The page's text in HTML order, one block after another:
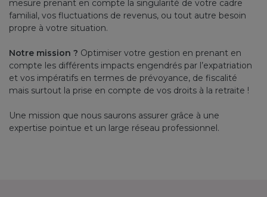
mesure prenant en compte la singularité de votre cadre
familial, vos fluctuations de revenus, ou tout autre besoin
propre à votre situation.
Notre mission ? Optimiser votre gestion en prenant en
compte les différents impacts engendrés par l’expatriation
et vos impératifs en termes de prévoyance, de fiscalité
mais surtout la prise en compte de vos droits à la retraite !
Une mission que nous saurons assurer grâce à une
expertise pointue et un large réseau professionnel.